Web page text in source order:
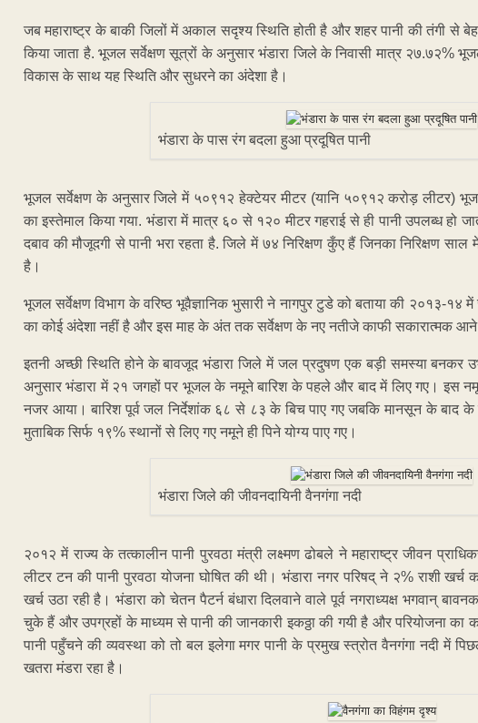
जब महाराष्ट्र के बाकी जिलों में अकाल सदृश्य स्थिति होती है और शहर पानी की तंगी से
किया जाता है. भूजल सर्वेक्षण सूत्रों के अनुसार भंडारा जिले के निवासी मात्र २७.७२%
विकास के साथ यह स्थिति और सुधरने का अंदेशा है।
भंडारा के पास रंग बदला हुआ प्रदूषित पानी
भूजल सर्वेक्षण के अनुसार जिले में ५०९१२ हेक्टेयर मीटर (यानि ५०९१२ करोड़ लीटर)
का इस्तेमाल किया गया. भंडारा में मात्र ६० से १२० मीटर गहराई से ही पानी उपलब्ध हो
दबाव की मौजूदगी से पानी भरा रहता है. जिले में ७४ निरिक्षण कुँए हैं जिनका निरिक्षण
है।
भूजल सर्वेक्षण विभाग के वरिष्ठ भूवैज्ञानिक भुसारी ने नागपुर टुडे को बताया की २०१३-
का कोई अंदेशा नहीं है और इस माह के अंत तक सर्वेक्षण के नए नतीजे काफी सकारात्मक आने
इतनी अच्छी स्थिति होने के बावजूद भंडारा जिले में जल प्रदुषण एक बड़ी समस्या बनकर
अनुसार भंडारा में २१ जगहों पर भूजल के नमूने बारिश के पहले और बाद में लिए गए। इस
नजर आया। बारिश पूर्व जल निर्देशांक ६८ से ८३ के बिच पाए गए जबकि मानसून के बाद
मुताबिक सिर्फ १९% स्थानों से लिए गए नमूने ही पिने योग्य पाए गए।
भंडारा जिले की जीवनदायिनी वैनगंगा नदी
२०१२ में राज्य के तत्कालीन पानी पुरवठा मंत्री लक्ष्मण ढोबले ने महाराष्ट्र जीवन
लीटर टन की पानी पुरवठा योजना घोषित की थी। भंडारा नगर परिषद् ने २% राशी
खर्च उठा रही है। भंडारा को चेतन पैटर्न बंधारा दिलवाने वाले पूर्व नगराध्यक्ष भगवान्
चुके हैं और उपग्रहों के माध्यम से पानी की जानकारी इकठ्ठा की गयी है और परियोजना
पानी पहुँचने की व्यवस्था को तो बल इलेगा मगर पानी के प्रमुख स्त्रोत वैनगंगा नदी में
खतरा मंडरा रहा है।